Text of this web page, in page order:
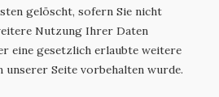
gelöscht, sofern Sie nicht
Nutzung Ihrer Daten
eine gesetzlich erlaubte weitere
unserer Seite vorbehalten wurde.